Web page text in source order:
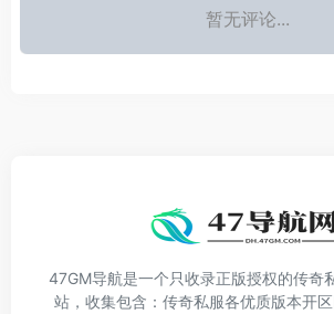
暂无评论...
47GM导航是一个只收录正版授权的传奇
站，收集包含：传奇私服各优质版本开